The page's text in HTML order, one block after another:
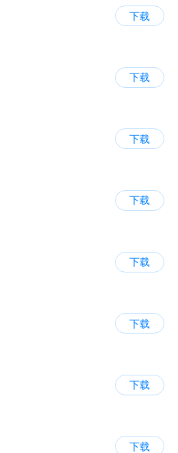
下载
下载
下载
下载
下载
下载
下载
下载